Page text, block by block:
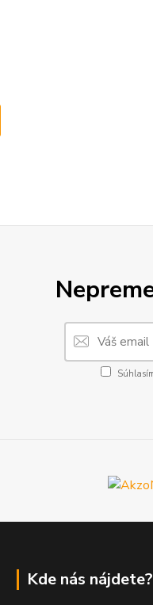
Kde nás nájdete?